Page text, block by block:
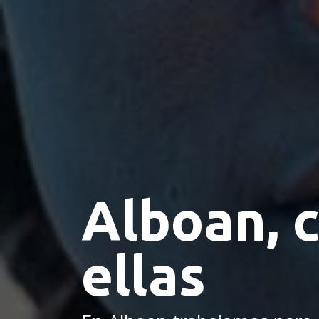
Alboan,
ellas